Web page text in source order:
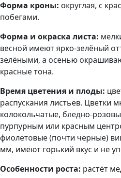
Форма кроны: округлая, с
побегами.
Форма и окраска листа:
весной имеют ярко-зелёный
зелёными, а осенью
красные тона.
Время цветения и плоды:
распускания листьев. Цветки
колокольчатые, бледно-
пурпурным или красным
фиолетовые (почти черные)
мм, имеют горький вкус и не
Особенности роста: растёт